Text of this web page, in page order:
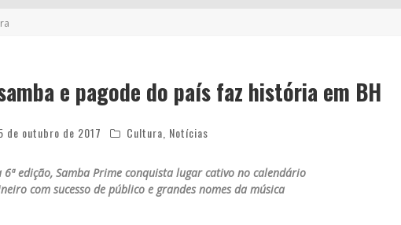
MONTAM ENXOVAL ONLINE
‘
AS NOITES MAL DORMIDAS DE CAIO JOCHEM’ É A NOVA OBRA DO ESCRITOR MINEIRO RAPHAEL JULIANO
e pagode do país faz história em BH
de outubro de 2017 Cultura Notícias
6ª edição, Samba Prime conquista lugar cativo no calendário
com sucesso de público e grandes nomes da música